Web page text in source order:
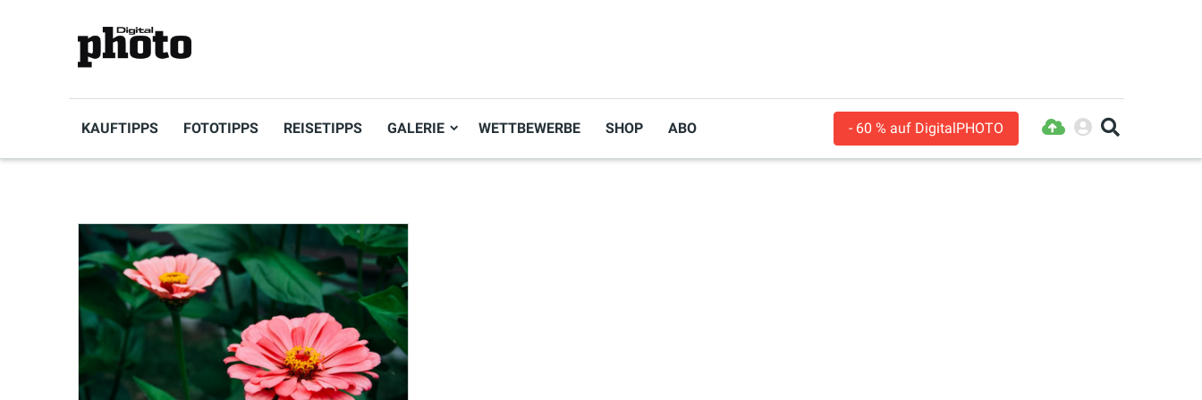
KAUFTIPPS FOTOTIPPS REISETIPPS GALERIE WETTBEWERBE SHOP ABO - 60 % auf DigitalPHOTO